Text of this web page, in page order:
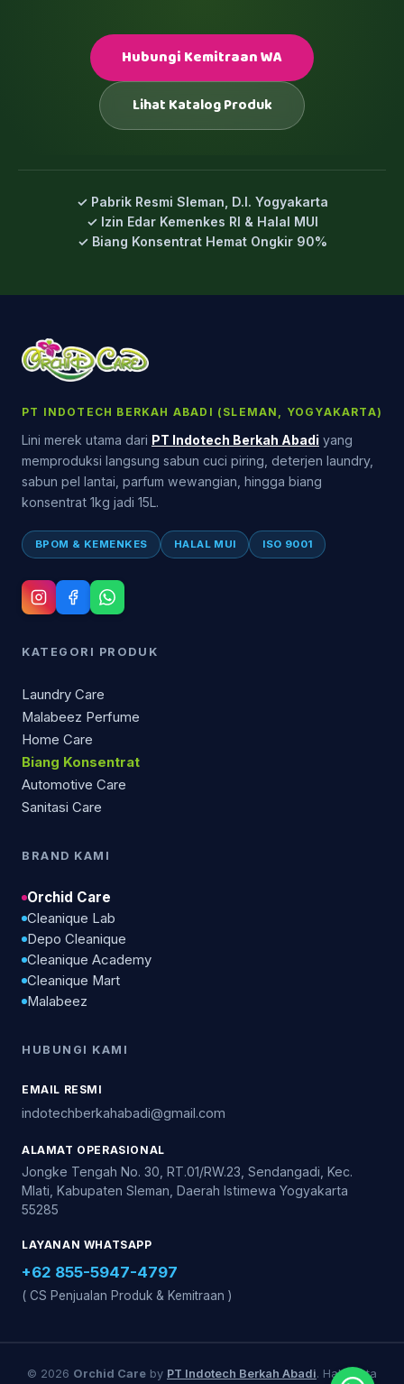
Hubungi Kemitraan WA
Lihat Katalog Produk
✓ Pabrik Resmi Sleman, D.I. Yogyakarta
✓ Izin Edar Kemenkes RI & Halal MUI
✓ Biang Konsentrat Hemat Ongkir 90%
PT INDOTECH BERKAH ABADI (SLEMAN, YOGYAKARTA)
Lini merek utama dari PT Indotech Berkah Abadi yang
memproduksi langsung sabun cuci piring, deterjen laundry,
sabun pel lantai, parfum wewangian, hingga biang
konsentrat 1kg jadi 15L.
BPOM & KEMENKES HALAL MUI ISO 9001
KATEGORI PRODUK
Laundry Care
Malabeez Perfume
Home Care
Biang Konsentrat
Automotive Care
Sanitasi Care
BRAND KAMI
Orchid Care
Cleanique Lab
Depo Cleanique
Cleanique Academy
Cleanique Mart
Malabeez
HUBUNGI KAMI
EMAIL RESMI
indotechberkahabadi@gmail.com
ALAMAT OPERASIONAL
Jongke Tengah No. 30, RT.01/RW.23, Sendangadi, Kec.
Mlati, Kabupaten Sleman, Daerah Istimewa Yogyakarta
55285
LAYANAN WHATSAPP
+62 855-5947-4797
( CS Penjualan Produk & Kemitraan )
© 2026 Orchid Care by PT Indotech Berkah Abadi. Hak Cipta